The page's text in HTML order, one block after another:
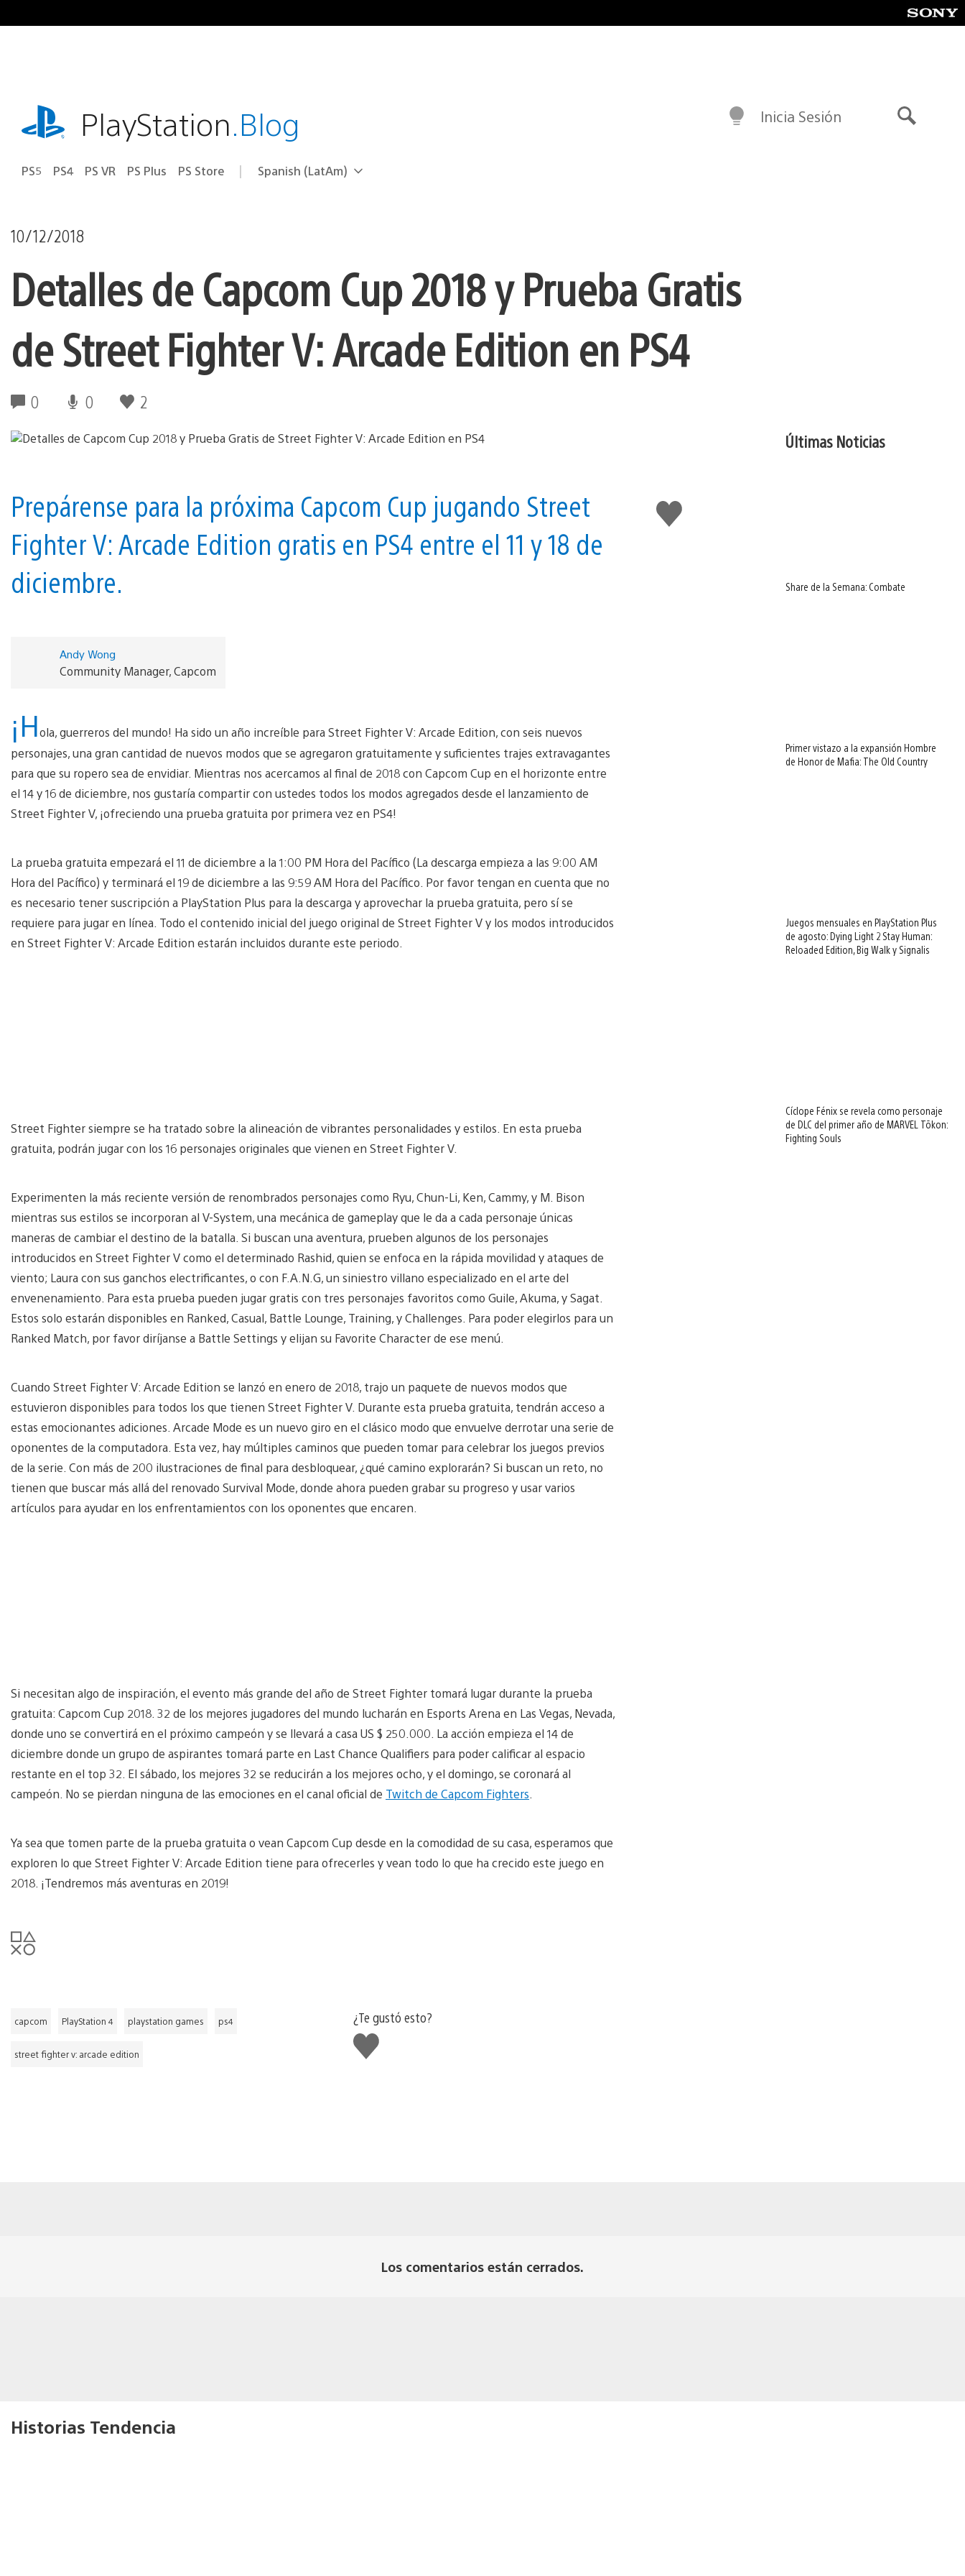
al
playstation.comPlayStation.Blog
PS5 PS4 PS VR PS Plus PS Store Elige
Región
Spanish (LatAm)
Inicia Sesión
10/12/2018
Detalles de Capcom Cup 2018 y Prueba Gratis
de Street Fighter V: Arcade Edition en PS4
0 0 2
Me
gusta
Prepárense para la próxima Capcom Cup jugando Street
Fighter V: Arcade Edition gratis en PS4 entre el 11 y 18 de
diciembre.
Andy Wong
Community Manager, Capcom
¡Hola, guerreros del mundo! Ha sido un año increíble para Street Fighter V: Arcade Edition, con seis nuevos
personajes, una gran cantidad de nuevos modos que se agregaron gratuitamente y suficientes trajes extravagantes
para que su ropero sea de envidiar. Mientras nos acercamos al final de 2018 con Capcom Cup en el horizonte entre
el 14 y 16 de diciembre, nos gustaría compartir con ustedes todos los modos agregados desde el lanzamiento de
Street Fighter V, ¡ofreciendo una prueba gratuita por primera vez en PS4!
La prueba gratuita empezará el 11 de diciembre a la 1:00 PM Hora del Pacífico (La descarga empieza a las 9:00 AM
Hora del Pacífico) y terminará el 19 de diciembre a las 9:59 AM Hora del Pacífico. Por favor tengan en cuenta que no
es necesario tener suscripción a PlayStation Plus para la descarga y aprovechar la prueba gratuita, pero sí se
requiere para jugar en línea. Todo el contenido inicial del juego original de Street Fighter V y los modos introducidos
en Street Fighter V: Arcade Edition estarán incluidos durante este periodo.
Street Fighter siempre se ha tratado sobre la alineación de vibrantes personalidades y estilos. En esta prueba
gratuita, podrán jugar con los 16 personajes originales que vienen en Street Fighter V.
Experimenten la más reciente versión de renombrados personajes como Ryu, Chun-Li, Ken, Cammy, y M. Bison
mientras sus estilos se incorporan al V-System, una mecánica de gameplay que le da a cada personaje únicas
maneras de cambiar el destino de la batalla. Si buscan una aventura, prueben algunos de los personajes
introducidos en Street Fighter V como el determinado Rashid, quien se enfoca en la rápida movilidad y ataques de
viento; Laura con sus ganchos electrificantes, o con F.A.N.G, un siniestro villano especializado en el arte del
envenenamiento. Para esta prueba pueden jugar gratis con tres personajes favoritos como Guile, Akuma, y Sagat.
Estos solo estarán disponibles en Ranked, Casual, Battle Lounge, Training, y Challenges. Para poder elegirlos para un
Ranked Match, por favor diríjanse a Battle Settings y elijan su Favorite Character de ese menú.
Cuando Street Fighter V: Arcade Edition se lanzó en enero de 2018, trajo un paquete de nuevos modos que
estuvieron disponibles para todos los que tienen Street Fighter V. Durante esta prueba gratuita, tendrán acceso a
estas emocionantes adiciones. Arcade Mode es un nuevo giro en el clásico modo que envuelve derrotar una serie de
oponentes de la computadora. Esta vez, hay múltiples caminos que pueden tomar para celebrar los juegos previos
de la serie. Con más de 200 ilustraciones de final para desbloquear, ¿qué camino explorarán? Si buscan un reto, no
tienen que buscar más allá del renovado Survival Mode, donde ahora pueden grabar su progreso y usar varios
artículos para ayudar en los enfrentamientos con los oponentes que encaren.
Si necesitan algo de inspiración, el evento más grande del año de Street Fighter tomará lugar durante la prueba
gratuita: Capcom Cup 2018. 32 de los mejores jugadores del mundo lucharán en Esports Arena en Las Vegas, Nevada,
donde uno se convertirá en el próximo campeón y se llevará a casa US $ 250.000. La acción empieza el 14 de
diciembre donde un grupo de aspirantes tomará parte en Last Chance Qualifiers para poder calificar al espacio
restante en el top 32. El sábado, los mejores 32 se reducirán a los mejores ocho, y el domingo, se coronará al
campeón. No se pierdan ninguna de las emociones en el canal oficial de Twitch de Capcom Fighters
Ya sea que tomen parte de la prueba gratuita o vean Capcom Cup desde en la comodidad de su casa, esperamos que
exploren lo que Street Fighter V: Arcade Edition tiene para ofrecerles y vean todo lo que ha crecido este juego en
2018. ¡Tendremos más aventuras en 2019!
capcom PlayStation 4 playstation games ps4
street fighter v: arcade edition
¿Te gustó esto?
Me
gusta
Últimas Noticias
Share de la Semana: Combate
Primer vistazo a la expansión Hombre
de Honor de Mafia: The Old Country
Juegos mensuales en PlayStation Plus
de agosto: Dying Light 2 Stay Human:
Reloaded Edition, Big Walk y Signalis
Cíclope Fénix se revela como personaje
de DLC del primer año de MARVEL Tōkon:
Fighting Souls
Los comentarios están cerrados.
Historias Tendencia